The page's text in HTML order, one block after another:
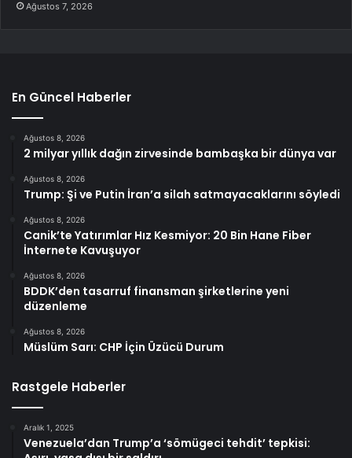
Ağustos 7, 2026
En Güncel Haberler
Ağustos 8, 2026
2 milyar yıllık dağın zirvesinde bambaşka bir dünya var
Ağustos 8, 2026
Trump: Şi ve Putin İran’a silah satmayacaklarını söyledi
Ağustos 8, 2026
Canik’te Yatırımlar Hız Kesmiyor: 20 Bin Hane Fiber
İnternete Kavuşuyor
Ağustos 8, 2026
BDDK’den tasarruf finansman şirketlerine yeni
düzenleme
Ağustos 8, 2026
Müslüm Sarı: CHP İçin Üzücü Durum
Rastgele Haberler
Aralık 1, 2025
Venezuela’dan Trump’a ‘sömügeci tehdit’ tepkisi: